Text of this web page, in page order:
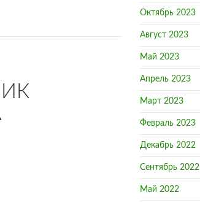
Октябрь 2023
Август 2023
Май 2023
Апрель 2023
Март 2023
Февраль 2023
Декабрь 2022
Сентябрь 2022
Май 2022